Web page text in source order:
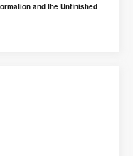
and the Unfinished